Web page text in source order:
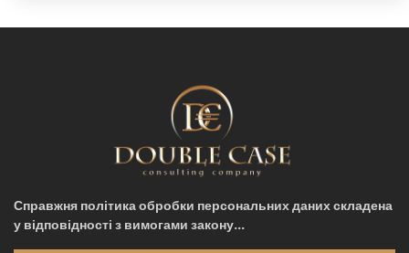
Справжня політика обробки персональних даних складена
у відповідності з вимогами закону...